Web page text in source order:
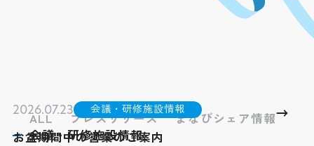
ALL プレスリリース
まなびシェア情報
会議・研修施設情報
2026.07.23 会議・研修施設情報
お盆期間中の営業のご案内